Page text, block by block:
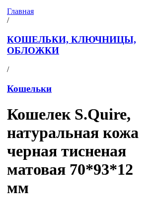
Главная
/
КОШЕЛЬКИ, КЛЮЧНИЦЫ,
ОБЛОЖКИ
/
Кошельки
Кошелек S.Quire,
натуральная кожа
черная тисненая
матовая 70*93*12
мм